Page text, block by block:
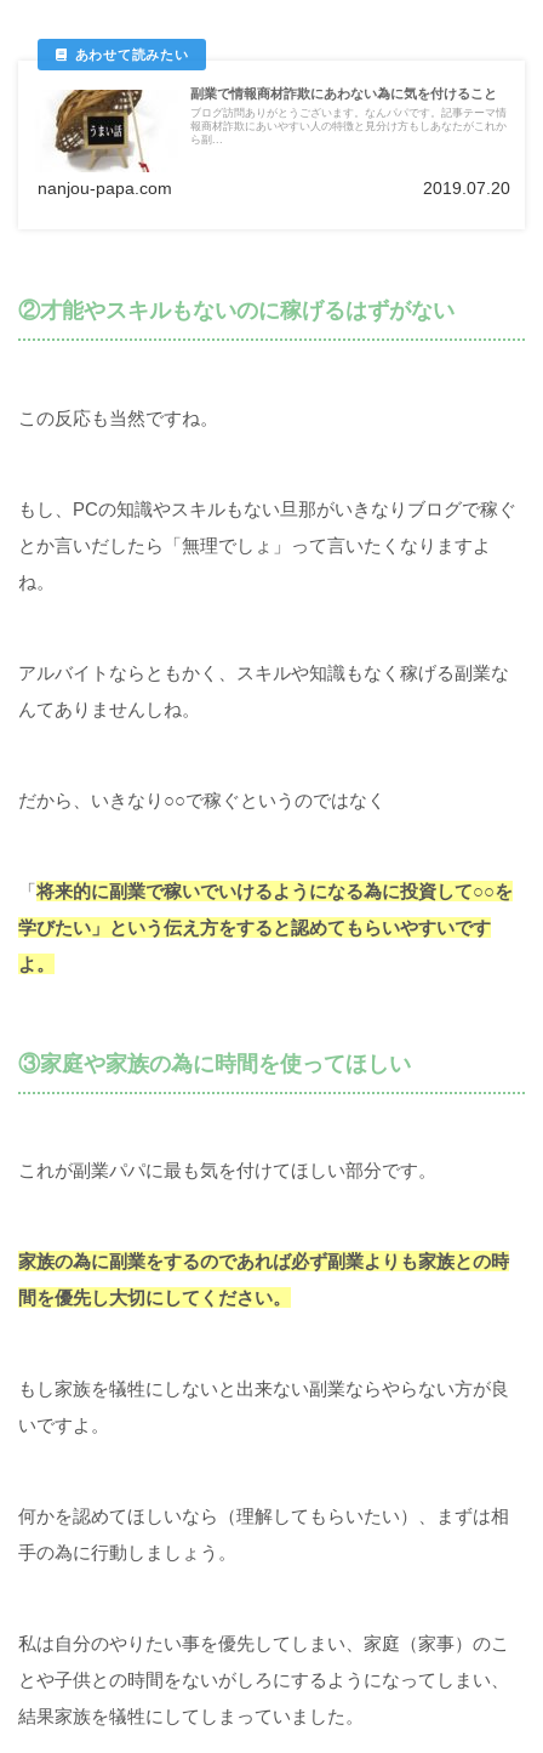
副業で情報商材詐欺にあわない為に気を付けること
ブログ訪問ありがとうございます。なんパパです。記事テーマ情
報商材詐欺にあいやすい人の特徴と見分け方もしあなたがこれか
ら副...
nanjou-papa.com 2019.07.20
②才能やスキルもないのに稼げるはずがない
この反応も当然ですね。
もし、PCの知識やスキルもない旦那がいきなりブログで稼ぐ
とか言いだしたら「無理でしょ」って言いたくなりますよ
ね。
アルバイトならともかく、スキルや知識もなく稼げる副業な
んてありませんしね。
だから、いきなり○○で稼ぐというのではなく
「将来的に副業で稼いでいけるようになる為に投資して○○を
学びたい」という伝え方をすると認めてもらいやすいです
よ。
③家庭や家族の為に時間を使ってほしい
これが副業パパに最も気を付けてほしい部分です。
家族の為に副業をするのであれば必ず副業よりも家族との時
間を優先し大切にしてください。
もし家族を犠牲にしないと出来ない副業ならやらない方が良
いですよ。
何かを認めてほしいなら（理解してもらいたい）、まずは相
手の為に行動しましょう。
私は自分のやりたい事を優先してしまい、家庭（家事）のこ
とや子供との時間をないがしろにするようになってしまい、
結果家族を犠牲にしてしまっていました。